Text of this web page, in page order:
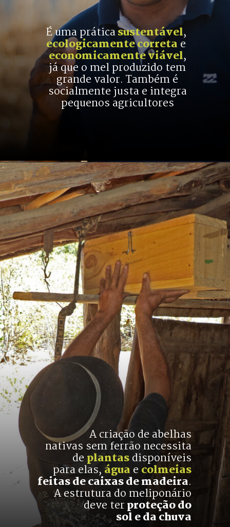
É uma prática sustentável
ecologicamente correta
economicamente viável,
já que o mel produzido tem
grande valor. Também é
socialmente justa e integra
pequenos agricultores
A criação de abelhas
nativas sem ferrão necessita
de plantas disponíveis
para elas, água e colmeias
feitas de caixas de madeira.
A estrutura do meliponário
deve ter proteção do
sol e da chuva